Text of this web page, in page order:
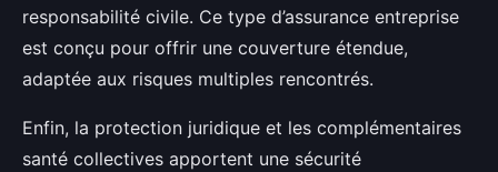
responsabilité civile. Ce type d’assurance entreprise
est conçu pour offrir une couverture étendue,
adaptée aux risques multiples rencontrés.
Enfin, la protection juridique et les complémentaires
santé collectives apportent une sécurité